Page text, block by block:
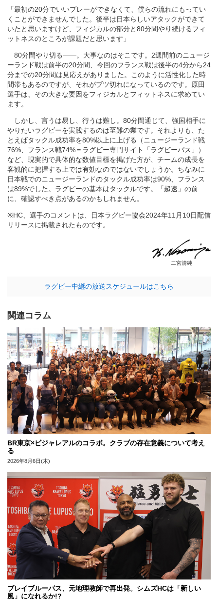
「最初の20分でいいプレーができなくて、僕らの流れにもってい
くことができませんでした。後半は日本らしいアタックができて
いたと思いますけど、フィジカルの部分と80分間やり続けるフィ
ットネスのところが課題だと思います」
80分間やり切る――。大事なのはそこです。2週間前のニュージ
ーランド戦は前半の20分間、今回のフランス戦は後半の4分から24
分までの20分間は見応えがありました。このように活性化した時
間帯もあるのですが、それがブツ切れになっているのです。原田
選手は、その大きな要因をフィジカルとフィットネスに求めてい
ます。
しかし、言うは易し、行うは難し。80分間通じて、強国相手に
やりたいラグビーを実践するのは至難の業です。それよりも、た
とえばタックル成功率を80%以上に上げる（ニュージーランド戦
76%、フランス戦74%＝ラグビー専門サイト「ラグビーパス」）
など、現実的で具体的な数値目標を掲げた方が、チームの成長を
客観的に把握する上では有効なのではないでしょうか。ちなみに
日本戦でのニュージーランドのタックル成功率は90%、フランス
は89%でした。ラグビーの基本はタックルです。「超速」の前
に、確認すべき点があるのかもしれません。
※HC、選手のコメントは、日本ラグビー協会2024年11月10日配信
リリースに掲載されたものです。
二宮清純
ラグビー中継の放送スケジュールはこちら
関連コラム
BR東京×ビジャレアルのコラボ。クラブの存在意義について考え
る
2026年8月6日(木)
ブレイブルーパス、元地理教師で再出発。シムズHCは「新しい
風」になれるか!?